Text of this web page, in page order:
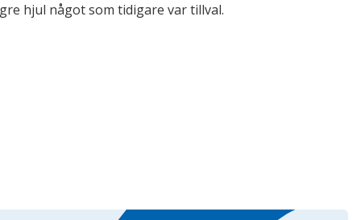
hjul något som tidigare var tillval.